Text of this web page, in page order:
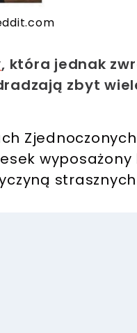
, która jednak
zbyt
wyposażony